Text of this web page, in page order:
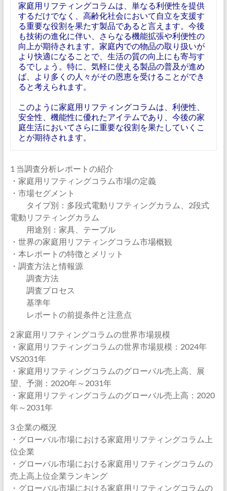
家庭用リフティングコラムは、単なる利便性を提供
するだけでなく、高齢化社会において自立を支援す
る重要な役割を果たす製品であると言えます。今後
も技術の進化に伴い、さらなる機能拡張や利便性の
向上が期待されます。家庭内での物品の取り扱いが
より快適になることで、生活の質の向上にも寄与す
るでしょう。特に、気軽に使える製品の普及が進め
ば、より多くの人々がその恩恵を受けることができ
ると考えられます。
このように家庭用リフティングコラムは、利便性、
安全性、機能性に優れたアイテムであり、今後の家
庭生活においてさらに重要な役割を果たしていくこ
とが期待されます。
1 当調査分析レポートの紹介
・家庭用リフティングコラム市場の定義
・市場セグメント
タイプ別：多段式電動リフティングカラム、2段式
電動リフティングカラム
用途別：家具、テーブル
・世界の家庭用リフティングコラム市場概観
・本レポートの特徴とメリット
・調査方法と情報源
調査方法
調査プロセス
基準年
レポートの前提条件と注意点
2 家庭用リフティングコラムの世界市場規模
・家庭用リフティングコラムの世界市場規模：2024年
VS2031年
・家庭用リフティングコラムのグローバル売上高、展
望、予測：2020年～2031年
・家庭用リフティングコラムのグローバル売上高：2020
年～2031年
3 企業の概況
・グローバル市場における家庭用リフティングコラム上
位企業
・グローバル市場における家庭用リフティングコラムの
売上高上位企業ランキング
・グローバル市場における家庭用リフティングコラムの